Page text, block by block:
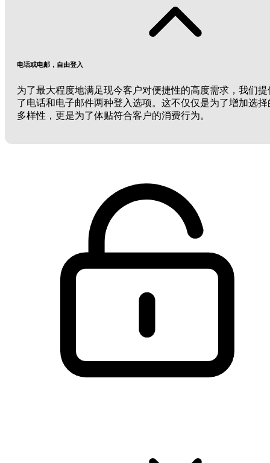
电话或电邮，自由登入
为了最大程度地满足现今客户对便捷性的高度需求，我们提
了电话和电子邮件两种登入选项。这不仅仅是为了增加选择
多样性，更是为了体贴符合客户的消费行为。